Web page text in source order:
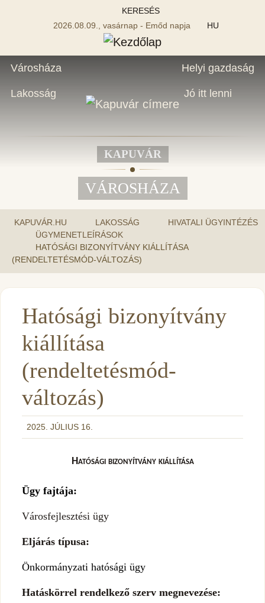
KERESÉS
2026.08.09., vasárnap - Emőd napja
HU
Városháza
Lakosság
Helyi gazdaság
Jó itt lenni
KAPUVÁR
VÁROSHÁZA
KAPUVÁR.HU LAKOSSÁG
HIVATALI ÜGYINTÉZÉS
ÜGYMENETLEÍRÁSOK
HATÓSÁGI BIZONYÍTVÁNY KIÁLLÍTÁSA
(RENDELTETÉSMÓD-VÁLTOZÁS)
Hatósági bizonyítvány
kiállítása
(rendeltetésmód-
változás)
2025. JÚLIUS 16.
Hatósági bizonyítvány kiállítása
Ügy fajtája:
Városfejlesztési ügy
Eljárás típusa:
Önkormányzati hatósági ügy
Hatáskörrel rendelkező szerv megnevezése: